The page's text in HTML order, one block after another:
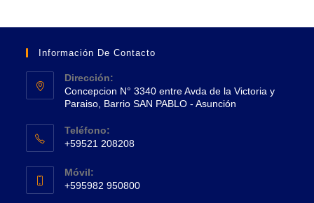
Información De Contacto
Dirección:
Concepcion N° 3340 entre Avda de la Victoria y
Paraiso, Barrio SAN PABLO - Asunción
abre
una
nueva
Teléfono:
+59521 208208
abre
en
Móvil:
+595982 950800